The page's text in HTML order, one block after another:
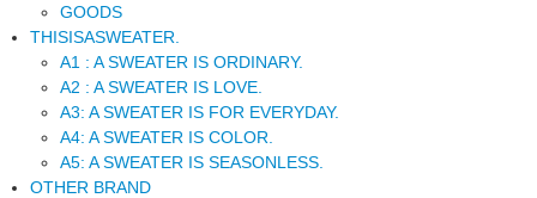
GOODS
THISISASWEATER.
A1 : A SWEATER IS ORDINARY.
A2 : A SWEATER IS LOVE.
A3: A SWEATER IS FOR EVERYDAY.
A4: A SWEATER IS COLOR.
A5: A SWEATER IS SEASONLESS.
OTHER BRAND